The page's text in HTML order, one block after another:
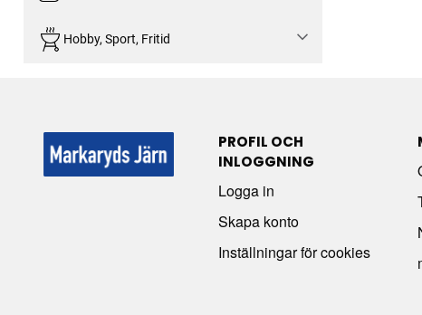
Hobby, Sport, Fritid
PROFIL OCH
INLOGGNING
Logga in
Skapa konto
Inställningar för cookies